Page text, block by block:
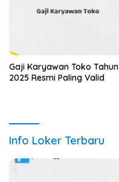
Gaji Karyawan Toko Tahun
2025 Resmi Paling Valid
Info Loker Terbaru